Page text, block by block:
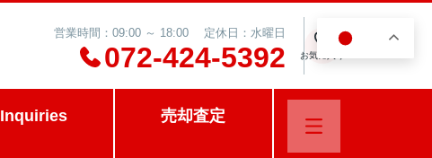
営業時間：09:00 ～ 18:00 定休日：水曜日
072-424-5392 お気に入り
Inquiries 売却査定